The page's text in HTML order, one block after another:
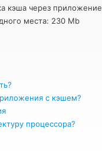
кэша через приложение
места: 230 Mb
с кэшем?
процессора?